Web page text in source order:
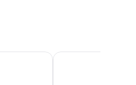
SoBlue Hotel